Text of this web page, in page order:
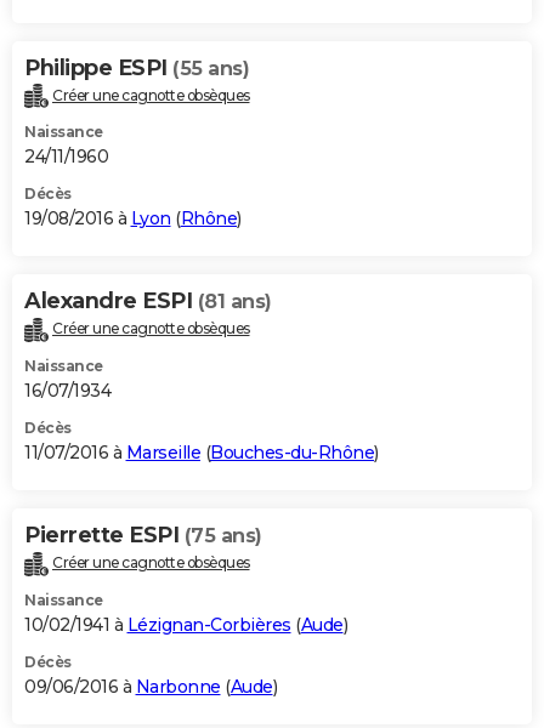
Philippe ESPI (55 ans)
Créer une cagnotte obsèques
Naissance
24/11/1960
Décès
19/08/2016 à Lyon (Rhône)
Alexandre ESPI (81 ans)
Créer une cagnotte obsèques
Naissance
16/07/1934
Décès
11/07/2016 à Marseille (Bouches-du-Rhône)
Pierrette ESPI (75 ans)
Créer une cagnotte obsèques
Naissance
10/02/1941 à Lézignan-Corbières (Aude)
Décès
09/06/2016 à Narbonne (Aude)